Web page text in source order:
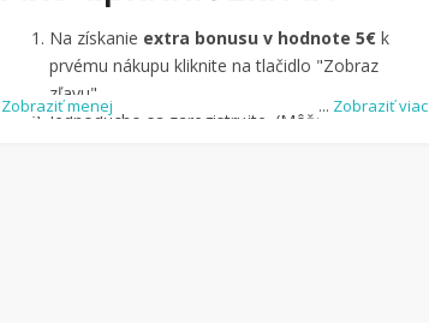
... Zobraziť viac
Na získanie extra bonusu v hodnote 5€ k
prvému nákupu kliknite na tlačidlo "Zobraz
zľavu".
Jednoducho sa zaregistrujte. (Môžete aj
Zobraziť menej